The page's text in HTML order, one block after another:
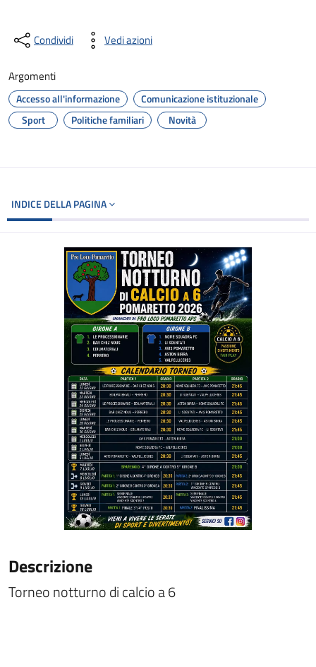
Condividi Vedi azioni
Argomenti
Accesso all'informazione
Comunicazione istituzionale
Sport
Politiche familiari Novità
INDICE DELLA PAGINA
Descrizione
Torneo notturno di calcio a 6